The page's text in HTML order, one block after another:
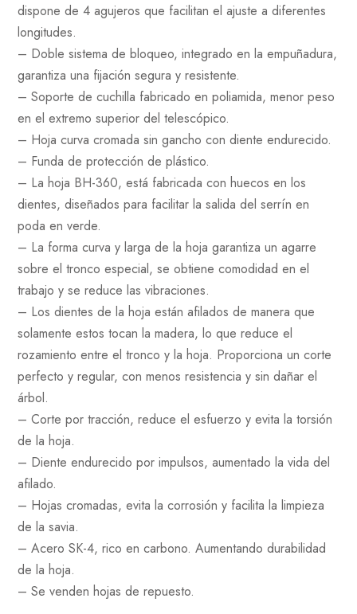
dispone de 4 agujeros que facilitan el ajuste a diferentes
longitudes.
– Doble sistema de bloqueo, integrado en la empuñadura,
garantiza una fijación segura y resistente.
– Soporte de cuchilla fabricado en poliamida, menor peso
en el extremo superior del telescópico.
– Hoja curva cromada sin gancho con diente endurecido.
– Funda de protección de plástico.
– La hoja BH-360, está fabricada con huecos en los
dientes, diseñados para facilitar la salida del serrín en
poda en verde.
– La forma curva y larga de la hoja garantiza un agarre
sobre el tronco especial, se obtiene comodidad en el
trabajo y se reduce las vibraciones.
– Los dientes de la hoja están afilados de manera que
solamente estos tocan la madera, lo que reduce el
rozamiento entre el tronco y la hoja. Proporciona un corte
perfecto y regular, con menos resistencia y sin dañar el
árbol.
– Corte por tracción, reduce el esfuerzo y evita la torsión
de la hoja.
– Diente endurecido por impulsos, aumentado la vida del
afilado.
– Hojas cromadas, evita la corrosión y facilita la limpieza
de la savia.
– Acero SK-4, rico en carbono. Aumentando durabilidad
de la hoja.
– Se venden hojas de repuesto.